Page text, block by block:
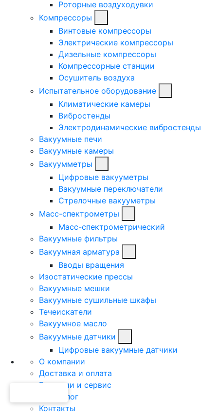
Роторные воздуходувки
Компрессоры
Винтовые компрессоры
Электрические компрессоры
Дизельные компрессоры
Компрессорные станции
Осушитель воздуха
Испытательное оборудование
Климатические камеры
Вибростенды
Электродинамические вибростенды
Вакуумные печи
Вакуумные камеры
Вакуумметры
Цифровые вакууметры
Вакуумные переключатели
Стрелочные вакууметры
Масс-спектрометры
Масс-спектрометрический
Вакуумные фильтры
Вакуумная арматура
Вводы вращения
Изостатические прессы
Вакуумные мешки
Вакуумные сушильные шкафы
Течеискатели
Вакуумное масло
Вакуумные датчики
Цифровые вакуумные датчики
О компании
Доставка и оплата
Гарантии и сервис
Техноблог
Контакты